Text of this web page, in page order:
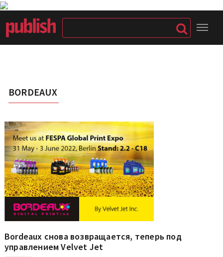
BORDEAUX
Bordeaux снова возвращается, теперь под
управлением Velvet Jet